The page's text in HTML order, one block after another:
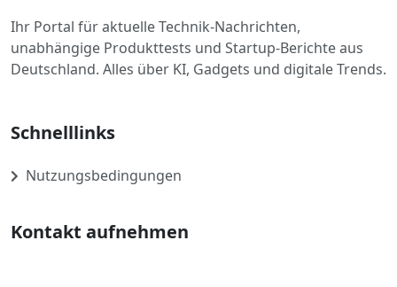
Ihr Portal für aktuelle Technik-Nachrichten,
unabhängige Produkttests und Startup-Berichte aus
Deutschland. Alles über KI, Gadgets und digitale Trends.
Schnelllinks
Nutzungsbedingungen
Kontakt aufnehmen